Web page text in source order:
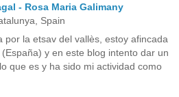
- Rosa Maria Galimany
Spain
por la etsav del vallès, estoy afincada
y en este blog intento dar un
que es y ha sido mi actividad como